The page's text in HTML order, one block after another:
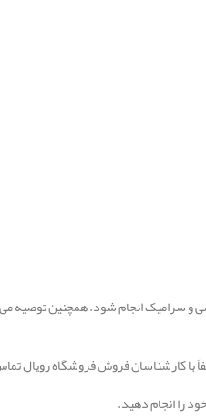
و سرامیک انجام شود. همچنین
با کارشناسان فروش فروشگاه رویال
را انجام دهید.